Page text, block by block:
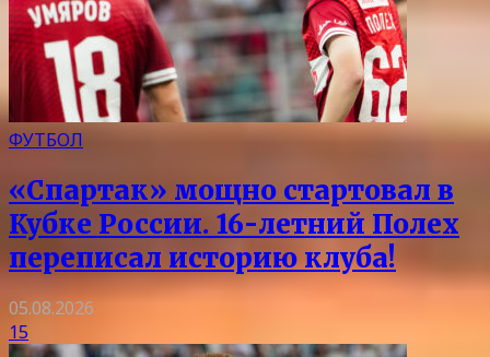
ФУТБОЛ
«Спартак» мощно стартовал в
Кубке России. 16-летний Полех
переписал историю клуба!
05.08.2026
15